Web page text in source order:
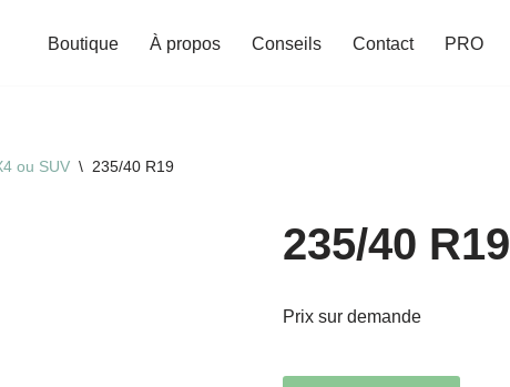
Boutique À propos Conseils Contact PRO
ou SUV \ 235/40 R19
235/40 R19
Prix sur demande